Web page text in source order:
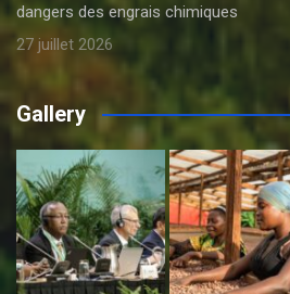
dangers des engrais chimiques
27 juillet 2026
Gallery